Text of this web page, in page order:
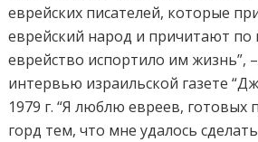
еврейских писателей, которые
еврейский народ и причитают по
еврейство испортило им жизнь”,
интервью израильской газете
1979 г. “Я люблю евреев, готовых
горд тем, что мне удалось